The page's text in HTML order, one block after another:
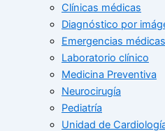
Clínicas médicas
Diagnóstico por
Emergencias médicas
Laboratorio clínico
Medicina Preventiva
Neurocirugía
Pediatría
Unidad de